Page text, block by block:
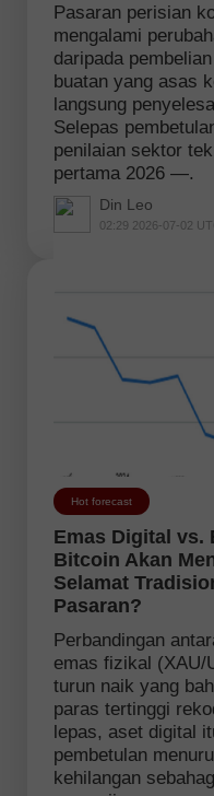
Pasaran perisian
mengalami
daripada
buatan yang asas
langsung
Selepas
penilaian sektor
pertama 2026 —.
Din Leo
02:29 2026-07-02
Hot forecast
Emas Digital vs.
Bitcoin Akan
Selamat
Pasaran?
Perbandingan
emas fizikal (XAU/
turun naik yang
paras tertinggi
lepas, aset digital
pembetulan
kehilangan